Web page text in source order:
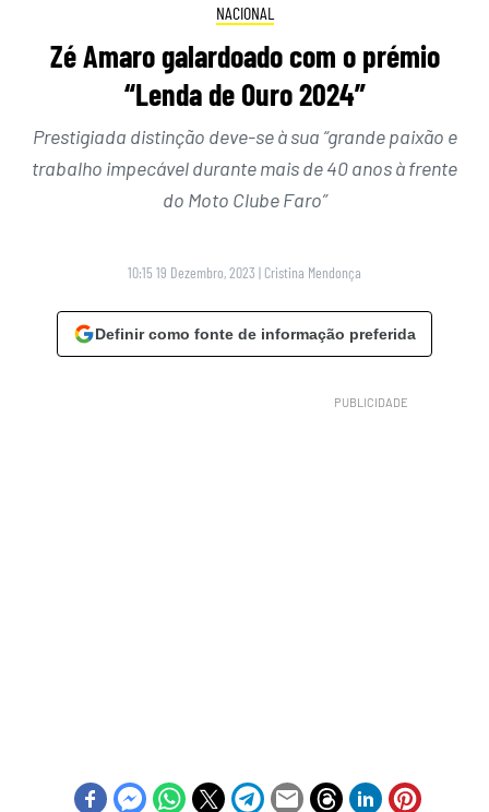
NACIONAL
Zé Amaro galardoado com o prémio
“Lenda de Ouro 2024”
Prestigiada distinção deve-se à sua “grande paixão e
trabalho impecável durante mais de 40 anos à frente
do Moto Clube Faro”
10:15 19 Dezembro, 2023 | Cristina Mendonça
Definir como fonte de informação preferida